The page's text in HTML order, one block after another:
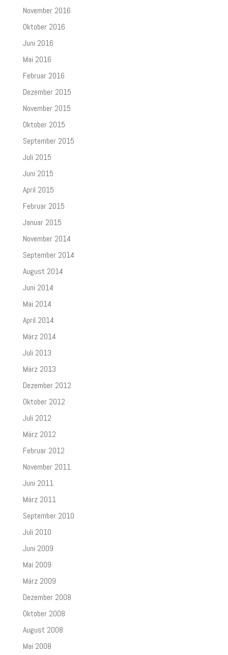
November 2016
Oktober 2016
Juni 2016
Mai 2016
Februar 2016
Dezember 2015
November 2015
Oktober 2015
September 2015
Juli 2015
Juni 2015
April 2015
Februar 2015
Januar 2015
November 2014
September 2014
August 2014
Juni 2014
Mai 2014
April 2014
März 2014
Juli 2013
März 2013
Dezember 2012
Oktober 2012
Juli 2012
März 2012
Februar 2012
November 2011
Juni 2011
März 2011
September 2010
Juli 2010
Juni 2009
Mai 2009
März 2009
Dezember 2008
Oktober 2008
August 2008
Mai 2008